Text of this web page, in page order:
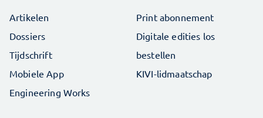
Artikelen
Dossiers
Tijdschrift
Mobiele App
Engineering Works
Print abonnement
Digitale edities los
bestellen
KIVI-lidmaatschap